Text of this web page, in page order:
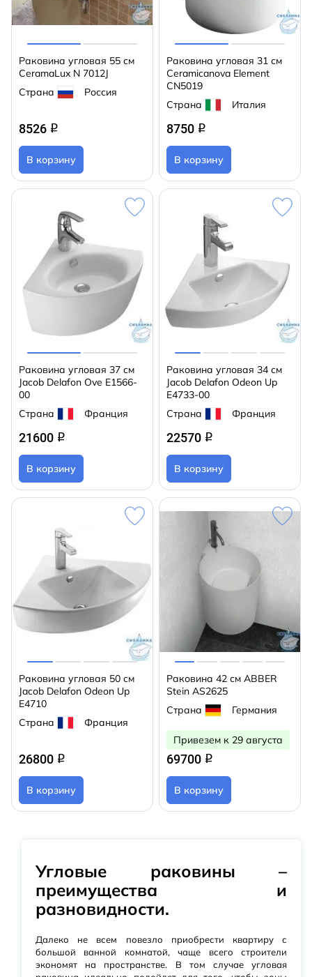
Раковина угловая 55 см
CeramaLux N 7012J
Страна
Россия
8526 q
В корзину
Раковина угловая 31 см
Ceramicanova Element
CN5019
Страна
Италия
8750 q
В корзину
Раковина угловая 37 см
Jacob Delafon Ove E1566-
00
Страна
Франция
21600 q
В корзину
Раковина угловая 34 см
Jacob Delafon Odeon Up
E4733-00
Страна
Франция
22570 q
В корзину
Раковина угловая 50 см
Jacob Delafon Odeon Up
E4710
Страна
Франция
26800 q
В корзину
Раковина 42 см ABBER
Stein AS2625
Страна
Германия
Привезем к 29 августа
69700 q
В корзину
Угловые раковины –
преимущества и
разновидности.
Далеко не всем повезло приобрести квартиру с
большой ванной комнатой, чаще всего строители
экономят на пространстве. В том случае угловая